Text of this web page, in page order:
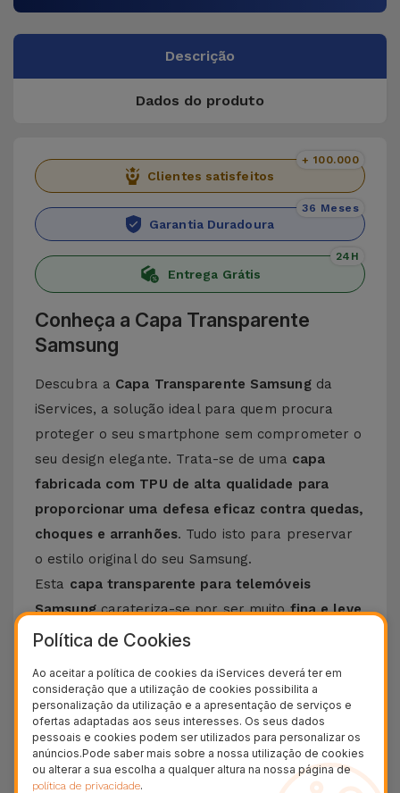
Descrição
Dados do produto
Clientes satisfeitos
+ 100.000
Garantia Duradoura
36 Meses
Entrega Grátis
24H
Conheça a Capa Transparente
Samsung
Descubra a Capa Transparente Samsungda
iServices, a solução ideal para quem procura
proteger o seu smartphone sem comprometer o
seu design elegante. Trata-se de uma capa
fabricada com TPU de alta qualidade para
proporcionar uma defesa eficaz contra quedas,
choques e arranhões. Tudo isto para preservar
o estilo original do seu Samsung.
Esta capa transparente para telemóveis
Samsungcarateriza-se por ser muitofina e leve,
o que permite um manuseio confortável. Uma
equipamento. Por ser flexível e resistente, este
acessórioadapta-se na perfeição ao design do
Smartphone Samsung. Tudo para garantir uma
proteção prolongada sem que seja adicionado
volume desnecessário. Lembramos que o
Política de Cookies
Ao aceitar a política de cookies da iServices deverá ter em
consideração que a utilização de cookies possibilita a
personalização da utilização e a apresentação de serviços e
ofertas adaptadas aos seus interesses. Os seus dados
pessoais e cookies podem ser utilizados para personalizar os
anúncios.Pode saber mais sobre a nossa utilização de cookies
ou alterar a sua escolha a qualquer altura na nossa página de
política de privacidade.